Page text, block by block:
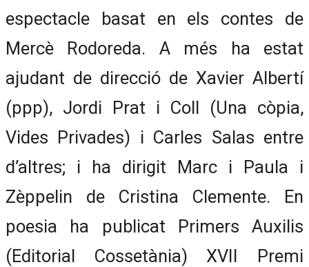
espectacle basat en els contes de
Mercè Rodoreda. A més ha estat
ajudant de direcció de Xavier Albertí
(ppp), Jordi Prat i Coll (Una còpia,
Vides Privades) i Carles Salas entre
d’altres; i ha dirigit Marc i Paula i
Zèppelin de Cristina Clemente. En
poesia ha publicat Primers Auxilis
(Editorial Cossetània) XVII Premi